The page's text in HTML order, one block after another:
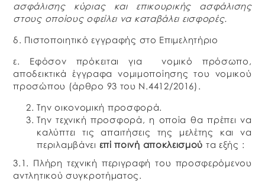
ασφάλισης κύριας και επικουρικής ασφάλισης
στους οποίους οφείλει να καταβάλει εισφορές.
δ. Πιστοποιητικό εγγραφής στο Επιμελητήριο
ε. Εφόσον πρόκειται για νομικό πρόσωπο,
αποδεικτικά έγγραφα νομιμοποίησης του νομικού
προσώπου (άρθρο 93 του Ν.4412/2016).
Την οικονομική προσφορά.
Την τεχνική προσφορά, η οποία θα πρέπει να
καλύπτει τις απαιτήσεις της μελέτης και να
περιλαμβάνει επί ποινή αποκλεισμού τα εξής :
3.1. Πλήρη τεχνική περιγραφή του προσφερόμενου
αντλητικού συγκροτήματος.